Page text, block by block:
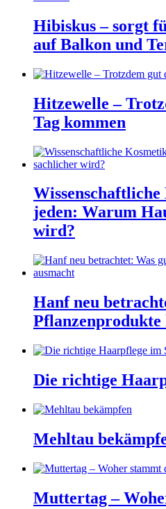
Hibiskus – sorgt
auf Balkon und
Hitzewelle –
Tag kommen
jeden: Warum
wird?
Hanf neu
Pflanzenprodukte
Die richtige
Mehltau
Muttertag –